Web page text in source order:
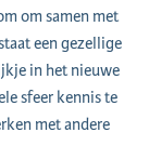
om samen met
een gezellige
in het nieuwe
sfeer kennis te
met andere